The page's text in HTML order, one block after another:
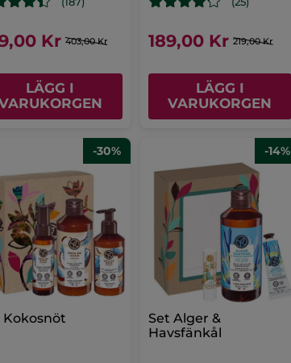
Kr 403,00 Kr
LÄGG I
189,00 Kr 219,00 Kr
LÄGG I
VARUKORGEN
-30%
Kokosnöt
-14%
Set Alger &
Havsfänkål